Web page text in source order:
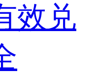
效兑